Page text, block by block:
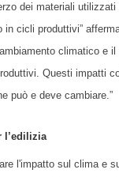
dei materiali
in cicli produttivi”
climatico e
Questi impatti
può e deve cambiare.”
l’edilizia
l'impatto sul clima e